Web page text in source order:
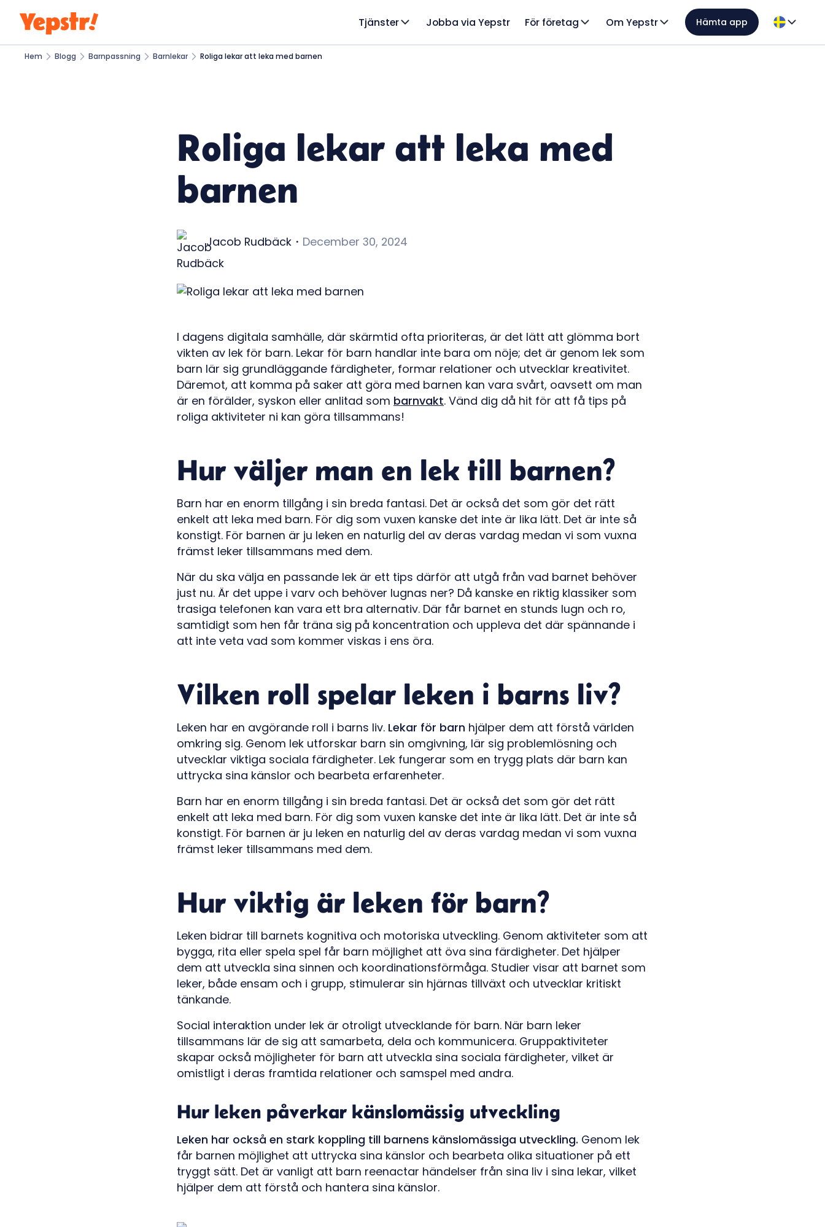
Tjänster Jobba via Yepstr För företag Om Yepstr Hämta app
Hem Blogg Barnpassning Barnlekar Roliga lekar att leka med barnen
Roliga lekar att leka med
barnen
Jacob Rudbäck ・ December 30, 2024
I dagens digitala samhälle, där skärmtid ofta prioriteras, är det lätt att glömma bort
vikten av lek för barn. Lekar för barn handlar inte bara om nöje; det är genom lek som
barn lär sig grundläggande färdigheter, formar relationer och utvecklar kreativitet.
Däremot, att komma på saker att göra med barnen kan vara svårt, oavsett om man
är en förälder, syskon eller anlitad som barnvakt. Vänd dig då hit för att få tips på
roliga aktiviteter ni kan göra tillsammans!
Hur väljer man en lek till barnen?
Barn har en enorm tillgång i sin breda fantasi. Det är också det som gör det rätt
enkelt att leka med barn. För dig som vuxen kanske det inte är lika lätt. Det är inte så
konstigt. För barnen är ju leken en naturlig del av deras vardag medan vi som vuxna
främst leker tillsammans med dem.
När du ska välja en passande lek är ett tips därför att utgå från vad barnet behöver
just nu. Är det uppe i varv och behöver lugnas ner? Då kanske en riktig klassiker som
trasiga telefonen kan vara ett bra alternativ. Där får barnet en stunds lugn och ro,
samtidigt som hen får träna sig på koncentration och uppleva det där spännande i
att inte veta vad som kommer viskas i ens öra.
Vilken roll spelar leken i barns liv?
Leken har en avgörande roll i barns liv. Lekar för barn hjälper dem att förstå världen
omkring sig. Genom lek utforskar barn sin omgivning, lär sig problemlösning och
utvecklar viktiga sociala färdigheter. Lek fungerar som en trygg plats där barn kan
uttrycka sina känslor och bearbeta erfarenheter.
Barn har en enorm tillgång i sin breda fantasi. Det är också det som gör det rätt
enkelt att leka med barn. För dig som vuxen kanske det inte är lika lätt. Det är inte så
konstigt. För barnen är ju leken en naturlig del av deras vardag medan vi som vuxna
främst leker tillsammans med dem.
Hur viktig är leken för barn?
Leken bidrar till barnets kognitiva och motoriska utveckling. Genom aktiviteter som att
bygga, rita eller spela spel får barn möjlighet att öva sina färdigheter. Det hjälper
dem att utveckla sina sinnen och koordinationsförmåga. Studier visar att barnet som
leker, både ensam och i grupp, stimulerar sin hjärnas tillväxt och utvecklar kritiskt
tänkande.
Social interaktion under lek är otroligt utvecklande för barn. När barn leker
tillsammans lär de sig att samarbeta, dela och kommunicera. Gruppaktiviteter
skapar också möjligheter för barn att utveckla sina sociala färdigheter, vilket är
omistligt i deras framtida relationer och samspel med andra.
Hur leken påverkar känslomässig utveckling
Leken har också en stark koppling till barnens känslomässiga utveckling. Genom lek
får barnen möjlighet att uttrycka sina känslor och bearbeta olika situationer på ett
tryggt sätt. Det är vanligt att barn reenactar händelser från sina liv i sina lekar, vilket
hjälper dem att förstå och hantera sina känslor.